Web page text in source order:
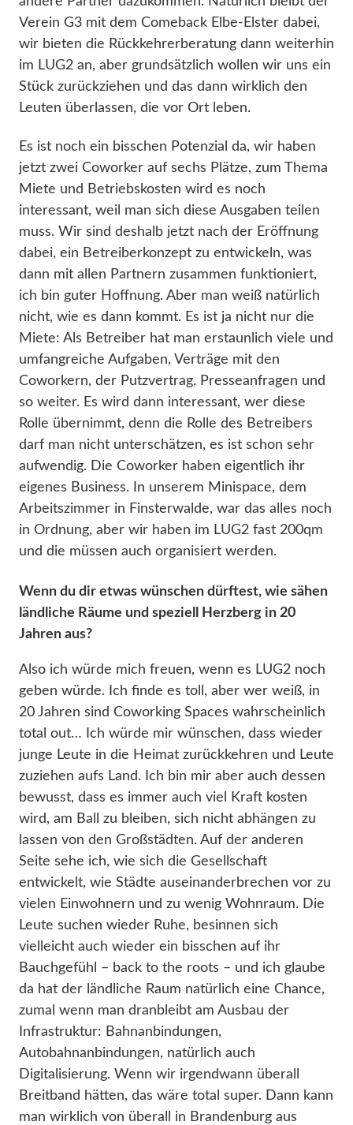
Verein G3 mit dem Comeback Elbe-Elster dabei,
wir bieten die Rückkehrerberatung dann weiterhin
im LUG2 an, aber grundsätzlich wollen wir uns ein
Stück zurückziehen und das dann wirklich den
Leuten überlassen, die vor Ort leben.
Es ist noch ein bisschen Potenzial da, wir haben
jetzt zwei Coworker auf sechs Plätze, zum Thema
Miete und Betriebskosten wird es noch
interessant, weil man sich diese Ausgaben teilen
muss. Wir sind deshalb jetzt nach der Eröffnung
dabei, ein Betreiberkonzept zu entwickeln, was
dann mit allen Partnern zusammen funktioniert,
ich bin guter Hoffnung. Aber man weiß natürlich
nicht, wie es dann kommt. Es ist ja nicht nur die
Miete: Als Betreiber hat man erstaunlich viele und
umfangreiche Aufgaben, Verträge mit den
Coworkern, der Putzvertrag, Presseanfragen und
so weiter. Es wird dann interessant, wer diese
Rolle übernimmt, denn die Rolle des Betreibers
darf man nicht unterschätzen, es ist schon sehr
aufwendig. Die Coworker haben eigentlich ihr
eigenes Business. In unserem Minispace, dem
Arbeitszimmer in Finsterwalde, war das alles noch
in Ordnung, aber wir haben im LUG2 fast 200qm
und die müssen auch organisiert werden.
Wenn du dir etwas wünschen dürftest, wie sähen
ländliche Räume und speziell Herzberg in 20
Jahren aus?
Also ich würde mich freuen, wenn es LUG2 noch
geben würde. Ich finde es toll, aber wer weiß, in
20 Jahren sind Coworking Spaces wahrscheinlich
total out… Ich würde mir wünschen, dass wieder
junge Leute in die Heimat zurückkehren und Leute
zuziehen aufs Land. Ich bin mir aber auch dessen
bewusst, dass es immer auch viel Kraft kosten
wird, am Ball zu bleiben, sich nicht abhängen zu
lassen von den Großstädten. Auf der anderen
Seite sehe ich, wie sich die Gesellschaft
entwickelt, wie Städte auseinanderbrechen vor zu
vielen Einwohnern und zu wenig Wohnraum. Die
Leute suchen wieder Ruhe, besinnen sich
vielleicht auch wieder ein bisschen auf ihr
Bauchgefühl – back to the roots – und ich glaube
da hat der ländliche Raum natürlich eine Chance,
zumal wenn man dranbleibt am Ausbau der
Infrastruktur: Bahnanbindungen,
Autobahnanbindungen, natürlich auch
Digitalisierung. Wenn wir irgendwann überall
Breitband hätten, das wäre total super. Dann kann
man wirklich von überall in Brandenburg aus